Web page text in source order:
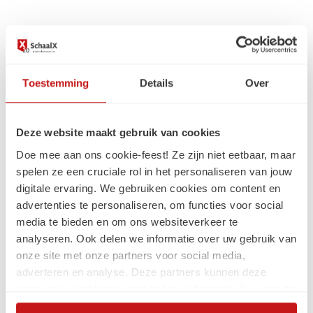
Toestemming Details Over
Deze website maakt gebruik van cookies
Doe mee aan ons cookie-feest! Ze zijn niet eetbaar, maar
spelen ze een cruciale rol in het personaliseren van jouw
digitale ervaring. We gebruiken cookies om content en
advertenties te personaliseren, om functies voor social
media te bieden en om ons websiteverkeer te
analyseren. Ook delen we informatie over uw gebruik van
onze site met onze partners voor social media,
adverteren en analyse. Deze partners kunnen deze
heeft verstrekt of die ze hebben verzameld op basis van
Op kantoor bij SchaalX